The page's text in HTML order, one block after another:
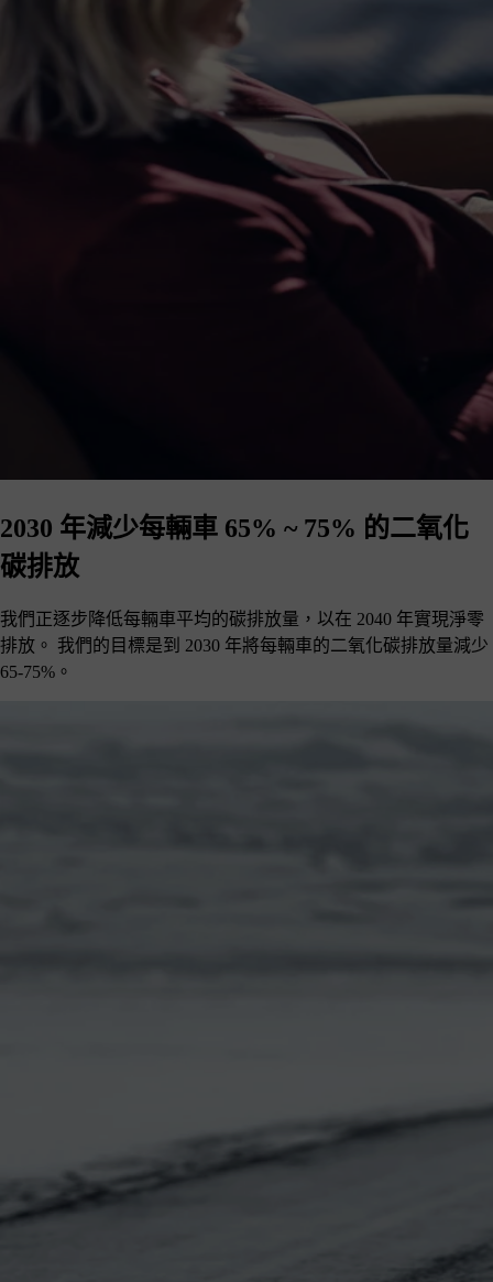
2030 年減少每輛車 65% ~ 75% 的二氧化
碳排放
我們正逐步降低每輛車平均的碳排放量，以在 2040 年實現淨零
排放。 我們的目標是到 2030 年將每輛車的二氧化碳排放量減少
65-75%。